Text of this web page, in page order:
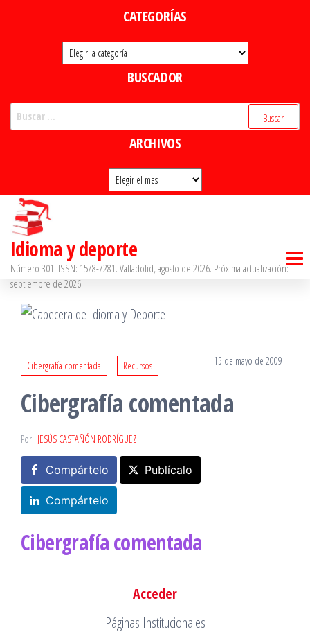
CATEGORÍAS
Categorías
BUSCADOR
ARCHIVOS
Archivos
Idioma y deporte
Número 301. ISSN: 1578-7281. Valladolid, agosto de 2026. Próxima actualización:
septiembre de 2026.
Cibergrafía comentada Recursos 15 de mayo de 2009
Cibergrafía comentada
Por JESÚS CASTAÑÓN RODRÍGUEZ
Compártelo Publícalo
Compártelo
Cibergrafía comentada
Acceder
Páginas Institucionales